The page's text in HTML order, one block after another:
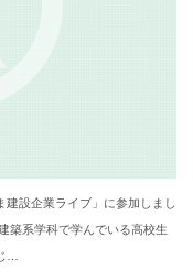
建設企業ライブ」に参加しまし
築系学科で学んでいる高校生
…